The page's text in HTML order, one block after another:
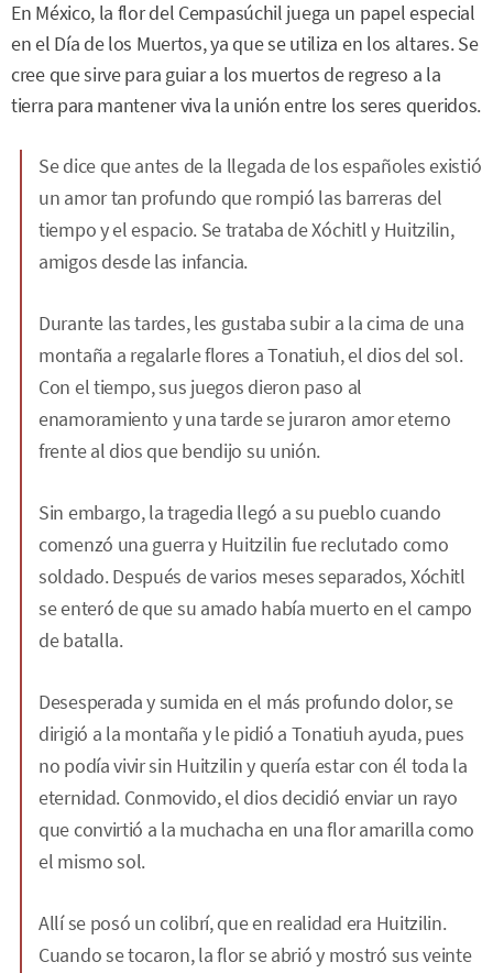
En México, la flor del Cempasúchil juega un papel especial
en el Día de los Muertos, ya que se utiliza en los altares. Se
cree que sirve para guiar a los muertos de regreso a la
tierra para mantener viva la unión entre los seres queridos.
Se dice que antes de la llegada de los españoles existió
un amor tan profundo que rompió las barreras del
tiempo y el espacio. Se trataba de Xóchitl y Huitzilin,
amigos desde las infancia.
Durante las tardes, les gustaba subir a la cima de una
montaña a regalarle flores a Tonatiuh, el dios del sol.
Con el tiempo, sus juegos dieron paso al
enamoramiento y una tarde se juraron amor eterno
frente al dios que bendijo su unión.
Sin embargo, la tragedia llegó a su pueblo cuando
comenzó una guerra y Huitzilin fue reclutado como
soldado. Después de varios meses separados, Xóchitl
se enteró de que su amado había muerto en el campo
de batalla.
Desesperada y sumida en el más profundo dolor, se
dirigió a la montaña y le pidió a Tonatiuh ayuda, pues
no podía vivir sin Huitzilin y quería estar con él toda la
eternidad. Conmovido, el dios decidió enviar un rayo
que convirtió a la muchacha en una flor amarilla como
el mismo sol.
Allí se posó un colibrí, que en realidad era Huitzilin.
Cuando se tocaron, la flor se abrió y mostró sus veinte